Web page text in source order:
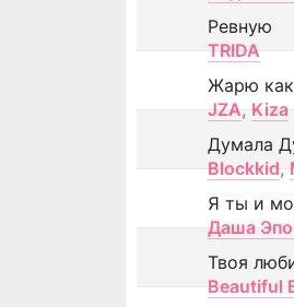
Ревную
TRIDA
Жарю
JZA, Kiza
Думала
Blockkid,
Я ты и
Даша
Твоя
Beautiful